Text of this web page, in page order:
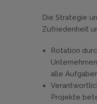
Die Strategie
Zufriedenheit
Rotation
alle
Projekte